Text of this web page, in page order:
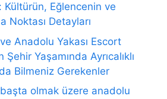
Kültürün, Eğlencenin ve
Noktası Detayları
Anadolu Yakası Escort
Yaşamında Ayrıcalıklı
Bilmeniz Gerekenler
olmak üzere anadolu